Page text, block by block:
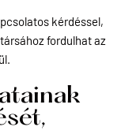
kérdéssel,
fordulhat az